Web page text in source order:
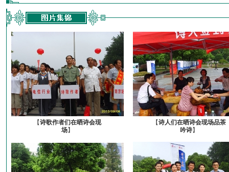
【诗歌作者们在晒诗会现
场】
【诗人们在晒诗会现场品茶
吟诗】